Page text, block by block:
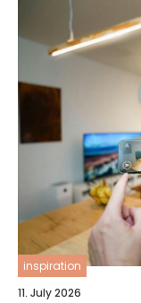
inspiration
11. July 2026